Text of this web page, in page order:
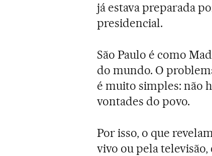
já estava preparada
presidencial.
São Paulo é como
do mundo. O
é muito simples: não
vontades do povo.
Por isso, o que
vivo ou pela